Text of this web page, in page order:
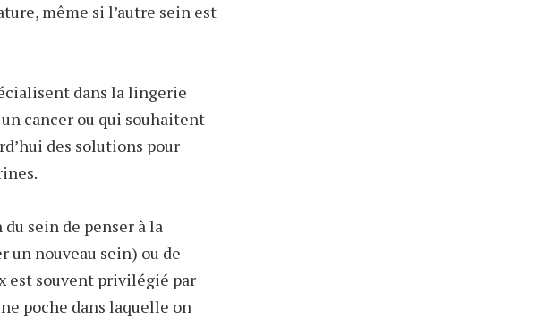
même si l’autre sein est
dans la lingerie
cancer ou qui souhaitent
des solutions pour
sein de penser à la
un nouveau sein) ou de
est souvent privilégié par
poche dans laquelle on